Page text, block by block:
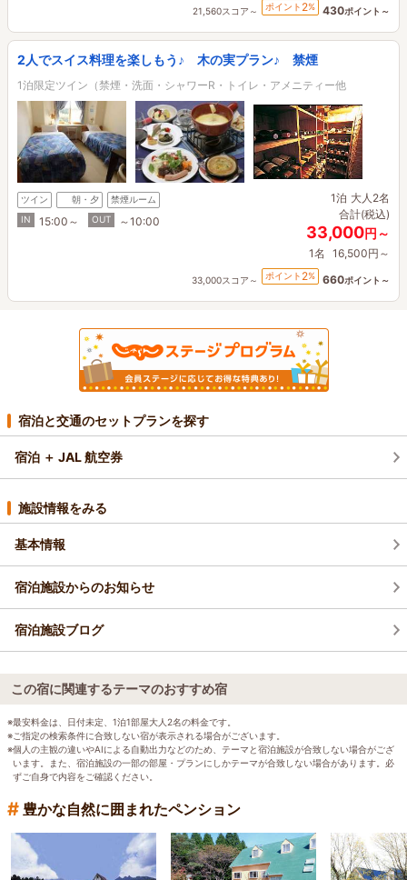
21,560スコア～ ポイント 2% 430ポイント～
2人でスイス料理を楽しもう♪ 木の実プラン♪ 禁煙
1泊限定ツイン（禁煙・洗面・シャワーR・トイレ・アメニティー他
ツイン 朝・夕
禁煙ルーム
IN
15:00～ OUT ～10:00
1泊 大人2名
合計(税込)
33,000円～
1名 16,500円～
33,000スコア～ ポイント 2% 660ポイント～
宿泊と交通のセットプランを探す
宿泊 ＋ JAL 航空券
施設情報をみる
基本情報
宿泊施設からのお知らせ
宿泊施設ブログ
この宿に関連するテーマのおすすめ宿
※最安料金は、日付未定、1泊1部屋大人2名の料金です。
※ご指定の検索条件に合致しない宿が表示される場合がございます。
※個人の主観の違いやAIによる自動出力などのため、テーマと宿泊施設が合致しない場合がござ
います。また、宿泊施設の一部の部屋・プランにしかテーマが合致しない場合があります。必
ずご自身で内容をご確認ください。
# 豊かな自然に囲まれたペンション